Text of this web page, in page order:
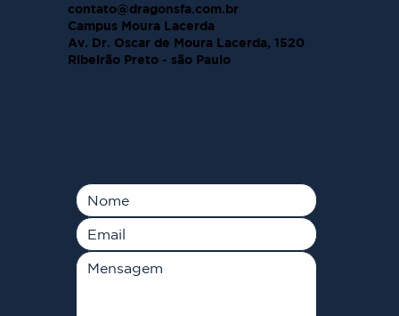
contato@dragonsfa.com.br
Campus Moura Lacerda
Av. Dr. Oscar de Moura Lacerda, 1520
Ribeirão Preto - são Paulo